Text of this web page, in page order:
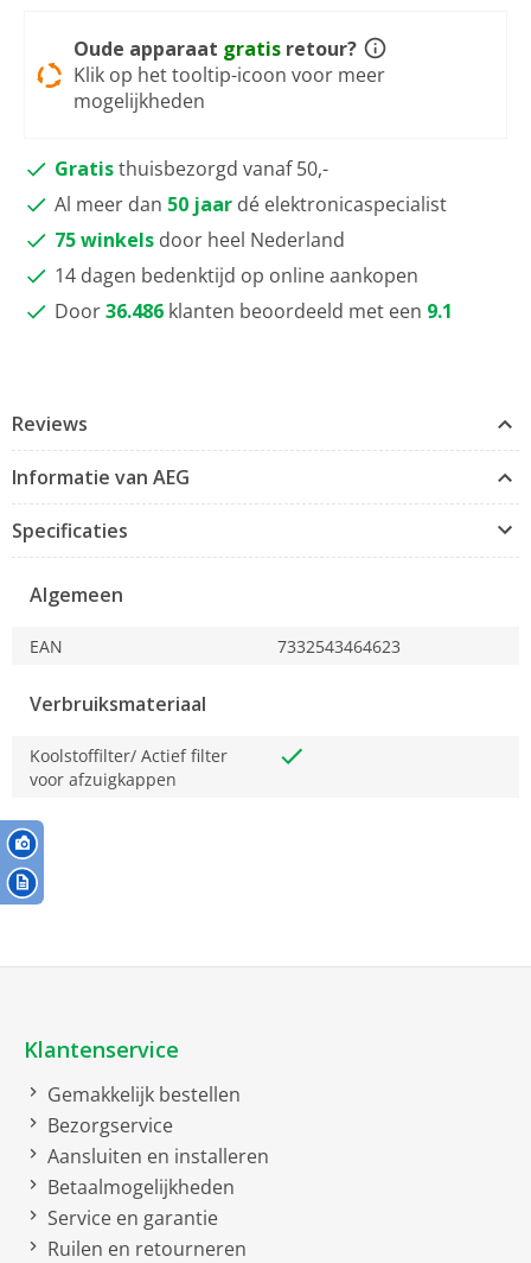
Oude apparaat gratis retour?
Klik op het tooltip-icoon voor meer
mogelijkheden
Gratisthuisbezorgd vanaf 50,-
Al meer dan 50 jaar dé elektronicaspecialist
75 winkels door heel Nederland
14 dagen bedenktijd op online aankopen
Door36.486 klanten beoordeeld met een 9.1
Reviews
Informatie van AEG
Specificaties
Algemeen
EAN 7332543464623
Verbruiksmateriaal
Koolstoffilter/ Actief filter
voor afzuigkappen
Klantenservice
Gemakkelijk bestellen
Bezorgservice
Aansluiten en installeren
Betaalmogelijkheden
Service en garantie
Ruilen en retourneren